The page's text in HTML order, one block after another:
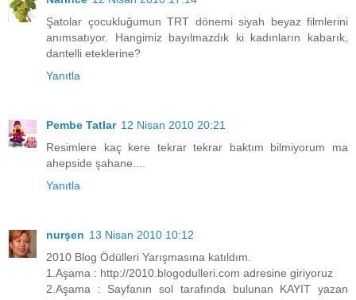
Şatolar çocukluğumun TRT dönemi siyah beyaz filmlerini
anımsatıyor. Hangimiz bayılmazdık ki kadınların kabarık,
dantelli eteklerine?
Yanıtla
Pembe Tatlar 12 Nisan 2010 20:21
Resimlere kaç kere tekrar tekrar baktım bilmiyorum ma
ahepside şahane....
Yanıtla
nurşen 13 Nisan 2010 10:12
2010 Blog Ödülleri Yarışmasına katıldım.
1.Aşama : http://2010.blogodulleri.com adresine giriyoruz
2.Aşama : Sayfanın sol tarafında bulunan KAYIT yazan